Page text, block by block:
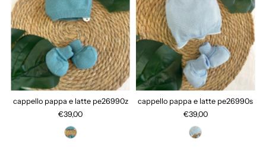
cappello pappa e latte pe26990z
€39,00
cappello pappa e latte pe26990s
€39,00